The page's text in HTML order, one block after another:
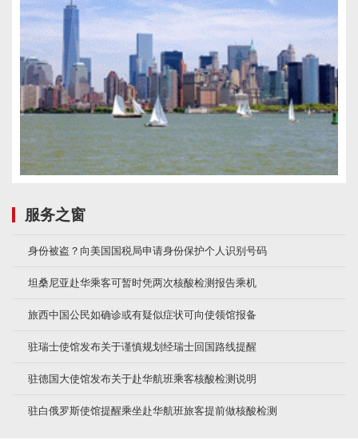
服务之窗
身份被盗？向美国国税局申请身份保护个人识别号码
坦桑尼亚赴华乘客可暂时凭两次核酸检测报告乘机
旅西中国公民如确诊或有疑似症状可向使领馆报备
驻瑞士使馆发布关于谨慎规划经瑞士回国路线提醒
驻德国大使馆发布关于赴华航班乘客核酸检测说明
驻白俄罗斯使馆提醒乘坐赴华航班旅客提前做核酸检测